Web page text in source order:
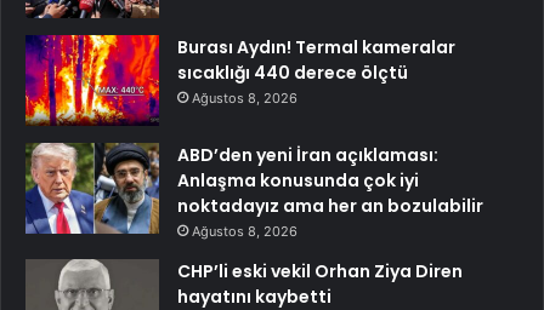
Burası Aydın! Termal kameralar
sıcaklığı 440 derece ölçtü
Ağustos 8, 2026
ABD’den yeni İran açıklaması:
Anlaşma konusunda çok iyi
noktadayız ama her an bozulabilir
Ağustos 8, 2026
CHP’li eski vekil Orhan Ziya Diren
hayatını kaybetti